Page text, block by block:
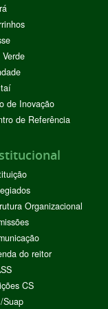
de Inovação
de Referência
Organizacional
do reitor
CS
Suap